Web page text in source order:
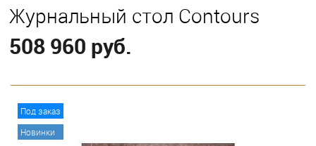
Журнальный стол Contours
508 960 руб.
Под заказ
Новинки